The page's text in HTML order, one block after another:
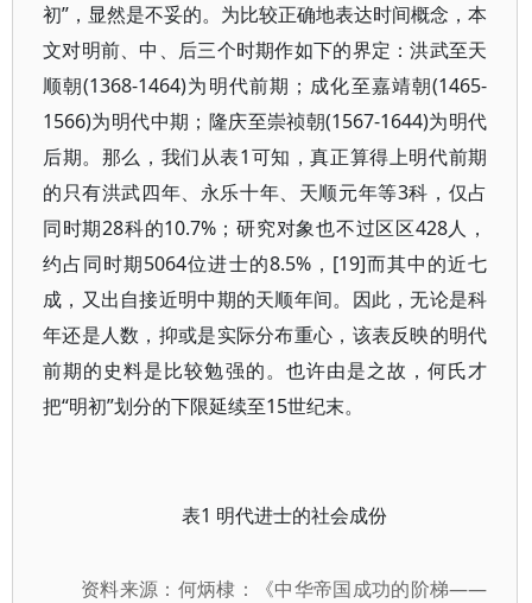
初”，显然是不妥的。为比较正确地表达时间概念，本
文对明前、中、后三个时期作如下的界定：洪武至天
顺朝(1368-1464)为明代前期；成化至嘉靖朝(1465-
1566)为明代中期；隆庆至崇祯朝(1567-1644)为明代
后期。那么，我们从表1可知，真正算得上明代前期
的只有洪武四年、永乐十年、天顺元年等3科，仅占
同时期28科的10.7%；研究对象也不过区区428人，
约占同时期5064位进士的8.5%，[19]而其中的近七
成，又出自接近明中期的天顺年间。因此，无论是科
年还是人数，抑或是实际分布重心，该表反映的明代
前期的史料是比较勉强的。也许由是之故，何氏才
把“明初”划分的下限延续至15世纪末。
表1 明代进士的社会成份
资料来源：何炳棣：《中华帝国成功的阶梯——